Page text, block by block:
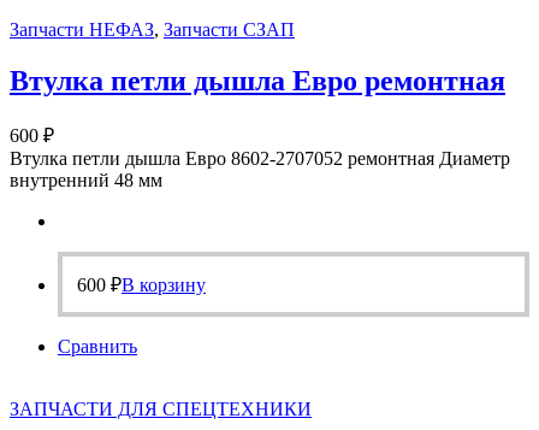
Запчасти НЕФАЗ, Запчасти СЗАП
Втулка петли дышла Евро ремонтная
600 ₽
Втулка петли дышла Евро 8602-2707052 ремонтная Диаметр
внутренний 48 мм
600 ₽В корзину
Сравнить
ЗАПЧАСТИ ДЛЯ СПЕЦТЕХНИКИ